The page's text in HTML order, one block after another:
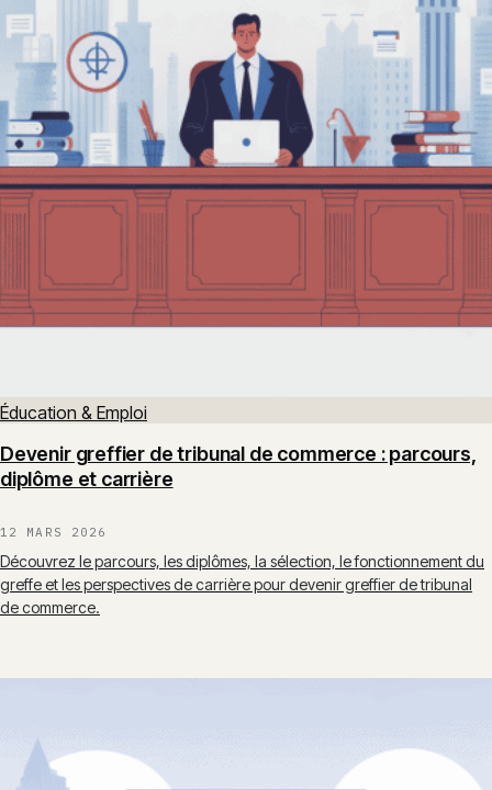
Éducation & Emploi
Devenir greffier de tribunal de commerce : parcours,
diplôme et carrière
12 MARS 2026
Découvrez le parcours, les diplômes, la sélection, le fonctionnement du
greffe et les perspectives de carrière pour devenir greffier de tribunal
de commerce.